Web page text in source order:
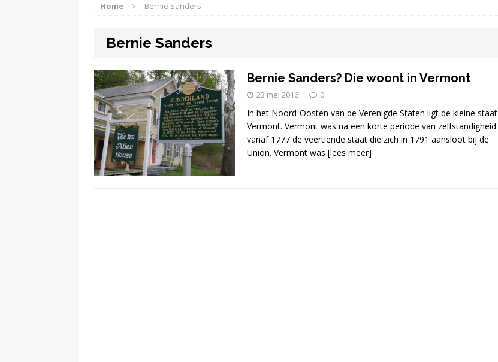
BUURT
[ 26 februari 2024 ]
Stichting Meerbomennu NATUUR
[ 13 februari 2024 ] Verlichting lasten boeren probleem voor Nederland
DEMOCRATIE
[ 24 februari 2026 ]
Home Bernie Sanders
Bernie Sanders
Bernie Sanders? Die woont in Vermont
23 mei 2016 0
In het Noord-Oosten van de Verenigde Staten ligt de kleine staat
Vermont. Vermont was na een korte periode van zelfstandigheid
vanaf 1777 de veertiende staat die zich in 1791 aansloot bij de
Union. Vermont was [lees meer]